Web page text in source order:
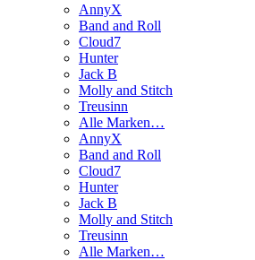
AnnyX
Band and Roll
Cloud7
Hunter
Jack B
Molly and Stitch
Treusinn
Alle Marken…
AnnyX
Band and Roll
Cloud7
Hunter
Jack B
Molly and Stitch
Treusinn
Alle Marken…